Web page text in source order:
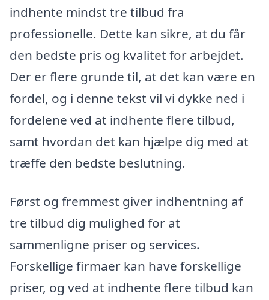
indhente mindst tre tilbud fra
professionelle. Dette kan sikre, at du får
den bedste pris og kvalitet for arbejdet.
Der er flere grunde til, at det kan være en
fordel, og i denne tekst vil vi dykke ned i
fordelene ved at indhente flere tilbud,
samt hvordan det kan hjælpe dig med at
træffe den bedste beslutning.
Først og fremmest giver indhentning af
tre tilbud dig mulighed for at
sammenligne priser og services.
Forskellige firmaer kan have forskellige
priser, og ved at indhente flere tilbud kan